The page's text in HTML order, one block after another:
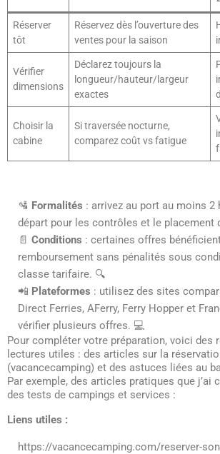
Réserver
tôt
Réservez dès l’ouverture des
ventes pour la saison
Vérifier
dimensions
Déclarez toujours la
longueur/hauteur/largeur
exactes
Choisir la
cabine
Si traversée nocturne,
comparez coût vs fatigue
🛂 Formalités : arrivez au port au moins 2
départ pour les contrôles et le placement
📄 Conditions : certaines offres
remboursement sans pénalités sous
classe tarifaire. 🔍
📲 Plateformes : utilisez des sites
Direct Ferries, AFerry, Ferry Hopper et
vérifier plusieurs offres. 💻
Pour compléter votre préparation, voici des
lectures utiles : des articles sur la
(vacancecamping) et des astuces liées au
Par exemple, des articles pratiques que j’ai
des tests de campings et services :
Liens utiles :
https://vacancecamping.com/reserver-